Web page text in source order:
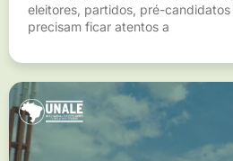
eleitores, partidos, pré-
precisam ficar atentos a